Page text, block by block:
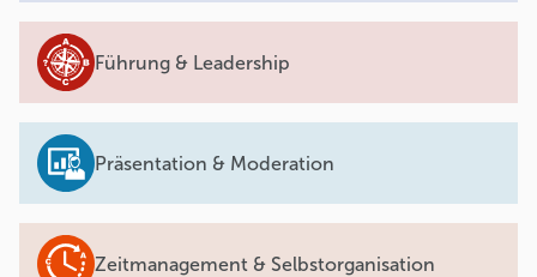
Führung & Leadership
Präsentation & Moderation
Zeitmanagement & Selbstorganisation